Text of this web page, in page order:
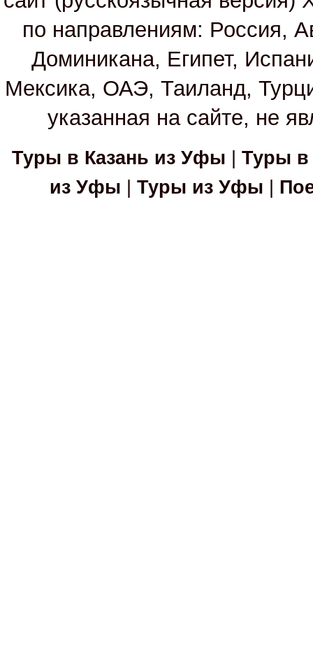
по направлениям: Россия,
Доминикана, Египет,
Мексика, ОАЭ, Таиланд,
указанная на сайте, не
Туры в Казань из Уфы
Туры в
из Уфы
Туры из Уфы